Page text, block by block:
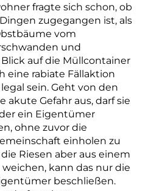
fragte sich schon, ob
zugegangen ist, als
vom
und
auf die Müllcontainer
eine rabiate Fällaktion
sein. Geht von den
akute Gefahr aus, darf sie
ein Eigentümer
ohne zuvor die
einholen zu
Riesen aber aus einem
kann das nur die
beschließen.